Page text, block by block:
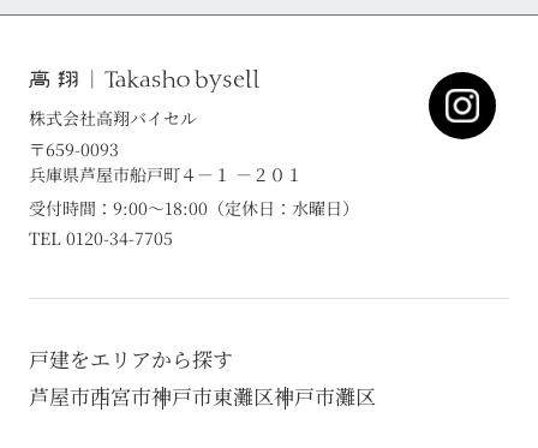
株式会社高翔バイセル
〒659-0093
兵庫県芦屋市船戸町４－１ －２０１
受付時間：9:00～18:00（定休日：水曜日）
TEL 0120-34-7705
戸建をエリアから探す
芦屋市西宮市神戸市東灘区神戸市灘区